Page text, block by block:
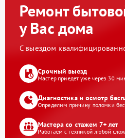
Ремонт
у Вас дома
С выездом
Срочный выезд
Мастер приедет уже через 30
Диагностика и осмотр
Определим причину поломки
Мастера со стажем 7+ лет
Работаем с техникой любой